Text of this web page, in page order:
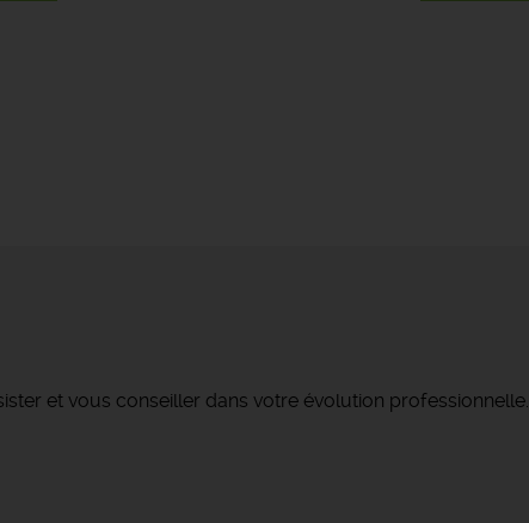
et vous conseiller dans votre évolution professionnelle.